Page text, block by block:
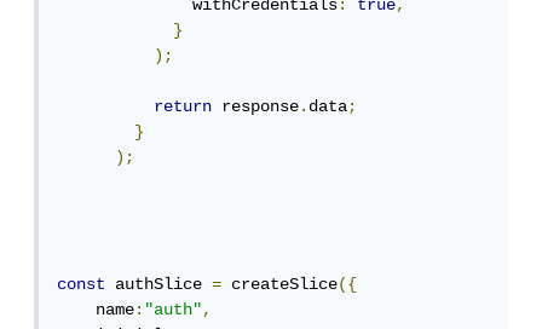
              withCredentials
: true,
}
);
return response.data;
}
);
const authSlice = createSlice({
    name
:"auth",